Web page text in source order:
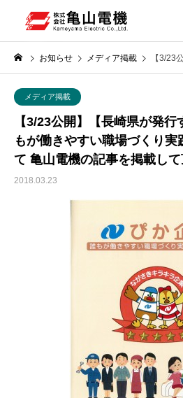
お知らせ メディア掲載 【3/23公開】【長崎県が発
メディア掲載
【3/23公開】【長崎県が発
もが働きやすい職場づくり実
て 亀山電機の記事を掲載して
2018.03.23